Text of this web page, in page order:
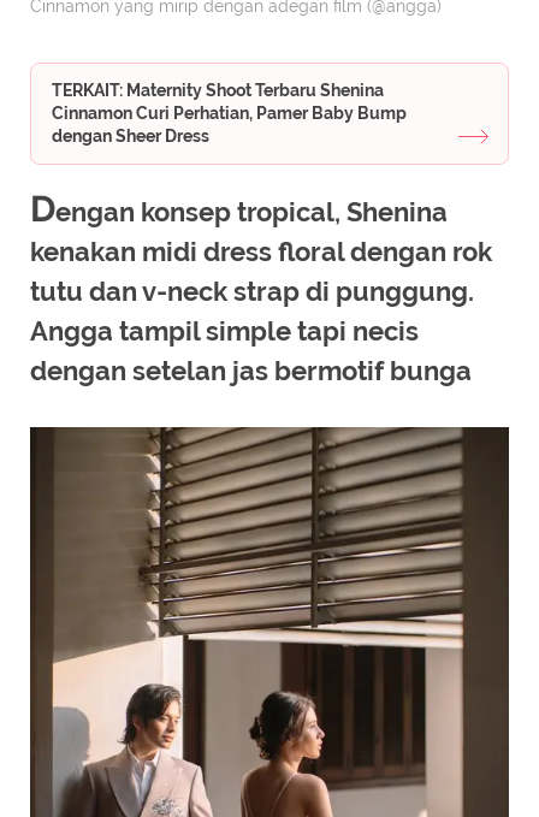
Cinnamon yang mirip dengan adegan film (@angga)
TERKAIT: Maternity Shoot Terbaru Shenina
Cinnamon Curi Perhatian, Pamer Baby Bump
dengan Sheer Dress
Dengan konsep tropical, Shenina
kenakan midi dress floral dengan rok
tutu dan v-neck strap di punggung.
Angga tampil simple tapi necis
dengan setelan jas bermotif bunga